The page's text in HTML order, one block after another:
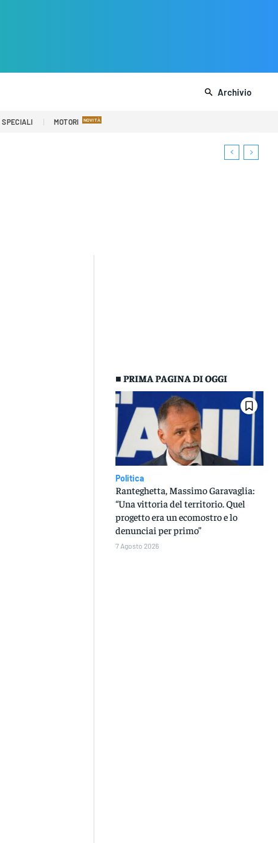
Archivio
SPECIALI MOTORI
■ PRIMA PAGINA DI OGGI
Politica
Ranteghetta, Massimo Garavaglia:
“Una vittoria del territorio. Quel
progetto era un ecomostro e lo
denunciai per primo”
7 Agosto 2026